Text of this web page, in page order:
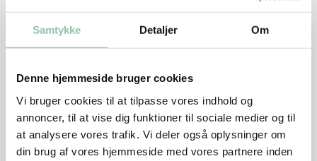
Samtykke Detaljer Om
Denne hjemmeside bruger cookies
Vi bruger cookies til at tilpasse vores indhold og
annoncer, til at vise dig funktioner til sociale medier og til
at analysere vores trafik. Vi deler også oplysninger om
din brug af vores hjemmeside med vores partnere inden
½ l piskefløde, 38%
Korn fra en vaniljestang
1 dåse kondenseret mælk
Sådan gør du